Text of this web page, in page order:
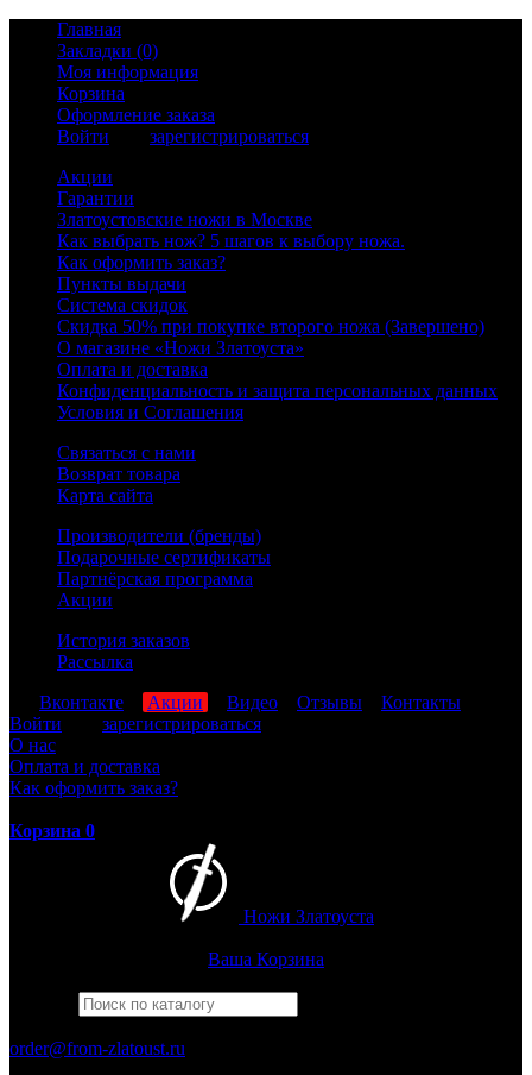
Главная
Закладки (0)
Моя информация
Корзина
Оформление заказа
Войти
зарегистрироваться
Акции
Гарантии
Златоустовские ножи в Москве
Как выбрать нож? 5 шагов к выбору ножа.
Как оформить заказ?
Пункты выдачи
Система скидок
Скидка 50% при покупке второго ножа (Завершено)
О магазине «Ножи Златоуста»
Оплата и доставка
Конфиденциальность и защита персональных данных
Условия и Соглашения
Связаться с нами
Возврат товара
Карта сайта
Производители (бренды)
Подарочные сертификаты
Партнёрская программа
Акции
История заказов
Рассылка
Вконтакте Акции Видео Отзывы
Контакты
Войти
зарегистрироваться
О нас
Оплата и доставка
Как оформить заказ?
Корзина 0
Ножи Златоуста
Ваша Корзина
order@from-zlatoust.ru